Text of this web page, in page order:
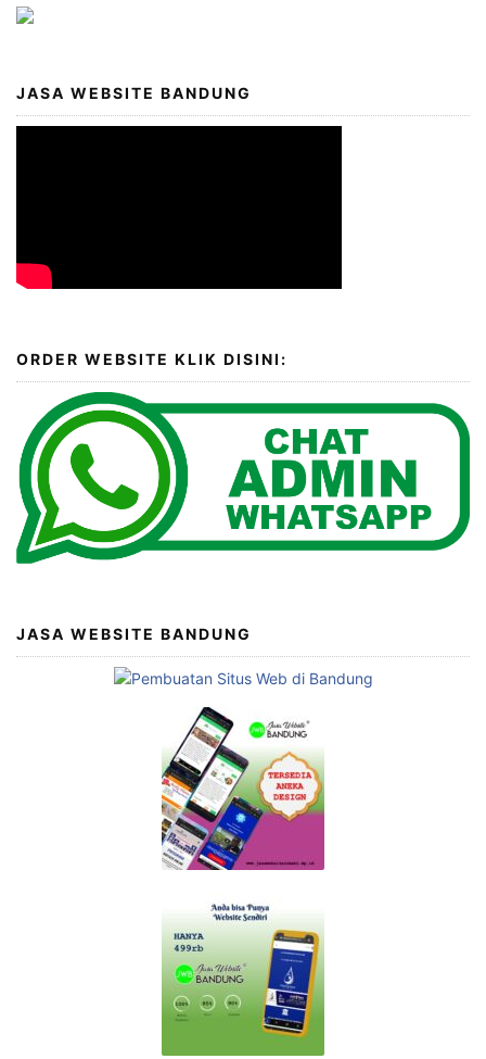
JASA WEBSITE BANDUNG
ORDER WEBSITE KLIK DISINI:
JASA WEBSITE BANDUNG